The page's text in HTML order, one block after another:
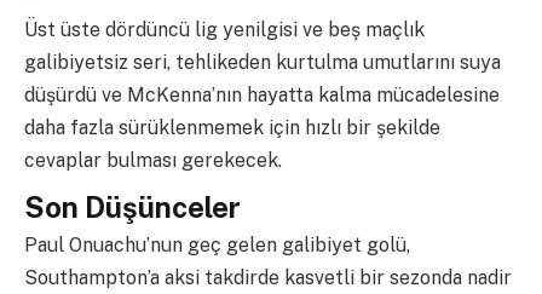
Üst üste dördüncü lig yenilgisi ve beş maçlık
galibiyetsiz seri, tehlikeden kurtulma umutlarını suya
düşürdü ve McKenna’nın hayatta kalma mücadelesine
daha fazla sürüklenmemek için hızlı bir şekilde
cevaplar bulması gerekecek.
Son Düşünceler
Paul Onuachu’nun geç gelen galibiyet golü,
Southampton’a aksi takdirde kasvetli bir sezonda nadir